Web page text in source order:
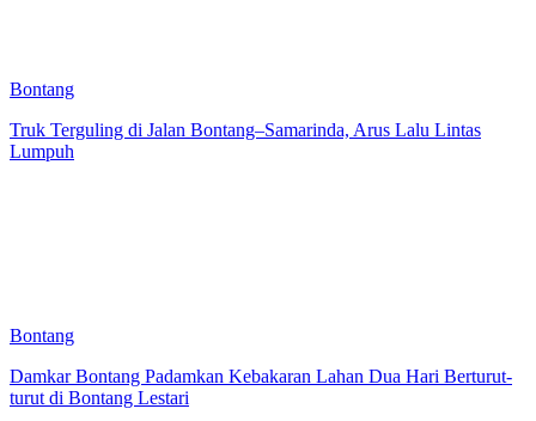
Bontang
Truk Terguling di Jalan Bontang–Samarinda, Arus Lalu Lintas
Lumpuh
Bontang
Damkar Bontang Padamkan Kebakaran Lahan Dua Hari Berturut-
turut di Bontang Lestari